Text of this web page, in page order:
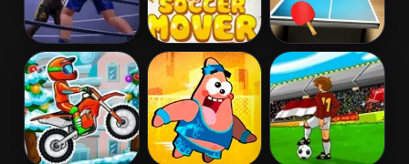
Ultimate
Boxing
Soccer Mover
2015
Table Tennis
World Tour